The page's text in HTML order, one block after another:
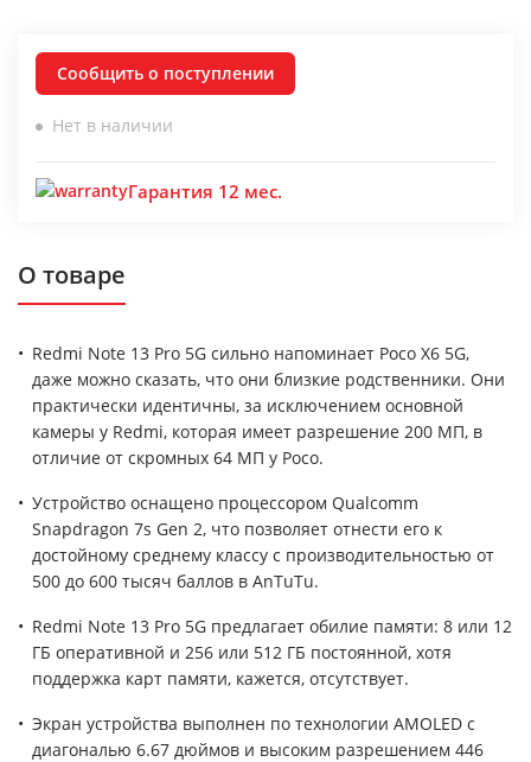
Сообщить о поступлении
Нет в наличии
Гарантия 12 мес.
О товаре
Redmi Note 13 Pro 5G сильно напоминает Poco X6 5G,
даже можно сказать, что они близкие родственники. Они
практически идентичны, за исключением основной
камеры у Redmi, которая имеет разрешение 200 МП, в
отличие от скромных 64 МП у Poco.
Устройство оснащено процессором Qualcomm
Snapdragon 7s Gen 2, что позволяет отнести его к
достойному среднему классу с производительностью от
500 до 600 тысяч баллов в AnTuTu.
Redmi Note 13 Pro 5G предлагает обилие памяти: 8 или 12
ГБ оперативной и 256 или 512 ГБ постоянной, хотя
поддержка карт памяти, кажется, отсутствует.
Экран устройства выполнен по технологии AMOLED с
диагональю 6.67 дюймов и высоким разрешением 446